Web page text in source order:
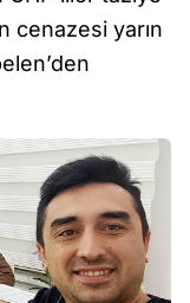
cenazesi yarın